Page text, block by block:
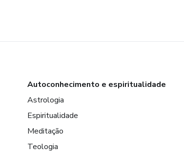
Autoconhecimento e espiritualidade
Astrologia
Espiritualidade
Meditação
Teologia